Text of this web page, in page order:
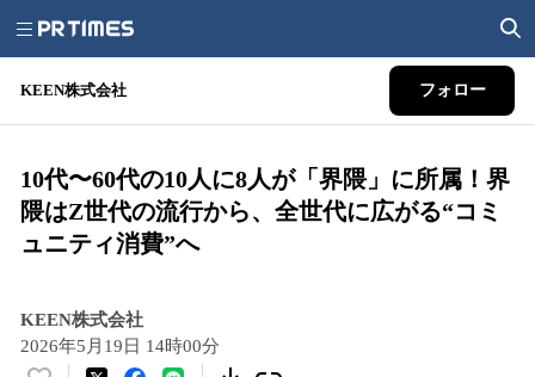
KEEN株式会社 フォロー
10代〜60代の10人に8人が「界隈」に所属！界
隈はZ世代の流行から、全世代に広がる“コミ
ュニティ消費”へ
KEEN株式会社
2026年5月19日 14時00分